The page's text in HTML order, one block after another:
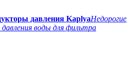
давления KaplyaНедорогие
воды для фильтра